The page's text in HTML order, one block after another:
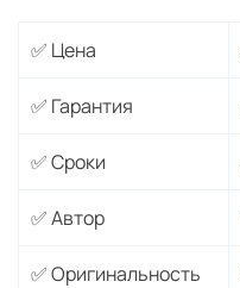
✅ Цена
✅ Гарантия
✅ Сроки
✅ Автор
✅ Оригинальность